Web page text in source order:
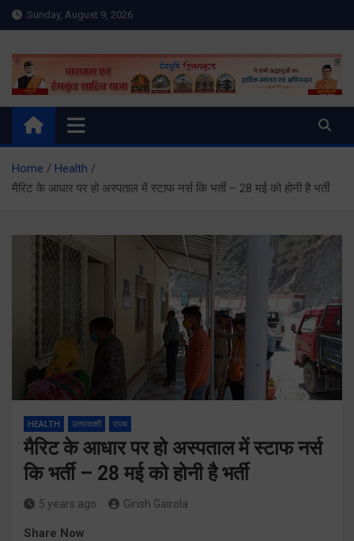
Skip
to
Sunday, August 9, 2026
Meru Raibar | Uttarakhand
News | Uttarkashi News
meruraibar.com
Home
Health
मैरिट के आधार पर हो अस्पताल में स्टाफ नर्स कि भर्ती – 28 मई को होनी है भर्ती
HEALTH उत्तरकाशी राज्य
मैरिट के आधार पर हो अस्पताल में स्टाफ नर्स
कि भर्ती – 28 मई को होनी है भर्ती
5 years ago Girish Gairola
Share Now